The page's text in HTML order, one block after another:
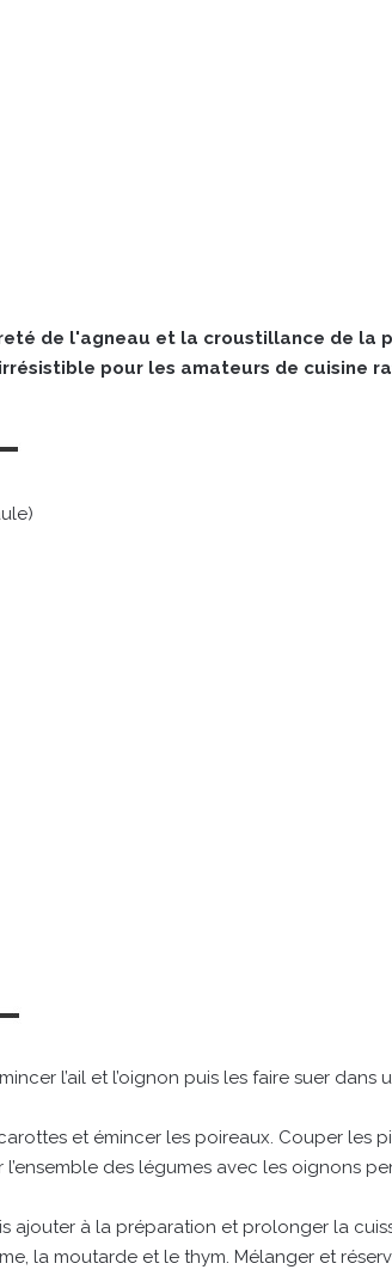
de l'agneau et la croustillance de la
pour les amateurs de cuisine
l’ail et l’oignon puis les faire suer dans
et émincer les poireaux. Couper les
des légumes avec les oignons
ajouter à la préparation et prolonger la
la moutarde et le thym. Mélanger et